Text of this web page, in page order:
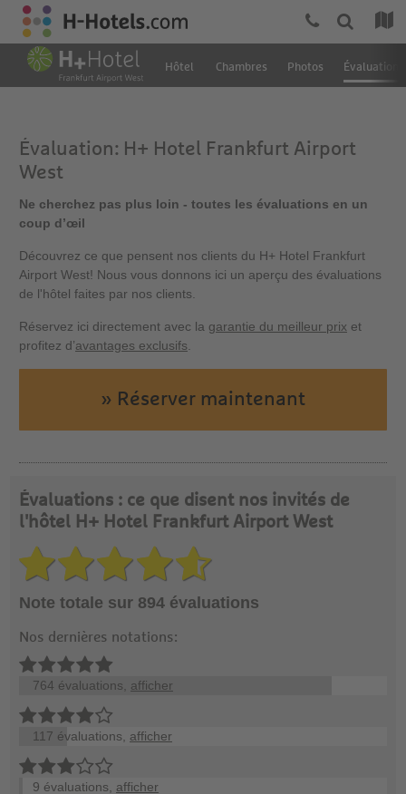
Hôtel Chambres Photos Évaluation
Évaluation: H+ Hotel Frankfurt Airport
West
Ne cherchez pas plus loin - toutes les évaluations en un
coup d’œil
Découvrez ce que pensent nos clients du H+ Hotel Frankfurt
Airport West! Nous vous donnons ici un aperçu des évaluations
de l'hôtel faites par nos clients.
Réservez ici directement avec la garantie du meilleur prix et
profitez d’avantages exclusifs
» Réserver maintenant
Évaluations : ce que disent nos invités de
l'hôtel H+ Hotel Frankfurt Airport West
Note totale sur 894 évaluations
Nos dernières notations:
764 évaluations, afficher
117 évaluations, afficher
9 évaluations, afficher